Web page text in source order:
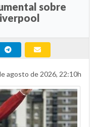
sobre
agosto de 2026, 22:10h